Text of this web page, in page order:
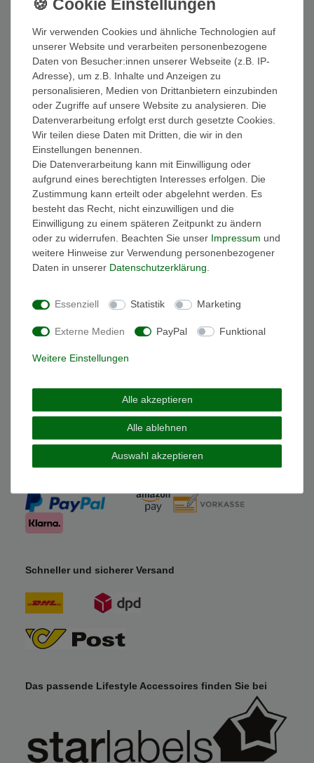
Grau
Kunststoff
Armband Farbe
Blau
Uhrwerk
Digitales Quarzwerk
Kategorie
Kinderuhren
Sinar XE-55-2 Uhr Junge Kinderuhr Plastik
Datum Alarm blau
29,95 € *
In den Warenkorb
*inkl. ges. MwSt.zzgl.Versandkosten
Wichtige Informationen
FAQ Funkuhren
Geschenkverpackung
Zahlung
Sicher und Bequem bezahlen
Schneller und sicherer Versand
Das passende Lifestyle Accessoires finden Sie bei
Wir verwenden Cookies und ähnliche Technologien auf
unserer Website und verarbeiten personenbezogene
Daten von Besucher:innen unserer Webseite (z.B. IP-
Adresse), um z.B. Inhalte und Anzeigen zu
personalisieren, Medien von Drittanbietern einzubinden
oder Zugriffe auf unsere Website zu analysieren. Die
Datenverarbeitung erfolgt erst durch gesetzte Cookies.
Wir teilen diese Daten mit Dritten, die wir in den
Einstellungen benennen.
Die Datenverarbeitung kann mit Einwilligung oder
aufgrund eines berechtigten Interesses erfolgen. Die
Zustimmung kann erteilt oder abgelehnt werden. Es
besteht das Recht, nicht einzuwilligen und die
Einwilligung zu einem späteren Zeitpunkt zu ändern
oder zu widerrufen. Beachten Sie unser Impressum und
weitere Hinweise zur Verwendung personenbezogener
Daten in unserer Daten­schutz­erklärung
Essenziell Statistik Marketing
Externe Medien PayPal Funktional
Weitere Einstellungen
Alle akzeptieren
Alle ablehnen
Auswahl akzeptieren